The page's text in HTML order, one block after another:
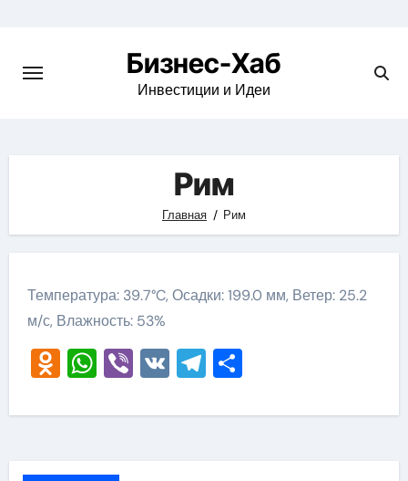
content
Бизнес-Хаб
Инвестиции и Идеи
Рим
Главная Рим
Температура: 39.7°C, Осадки: 199.0 мм, Ветер: 25.2
м/с, Влажность: 53%
Odnoklassniki
WhatsApp
Viber
VKTelegram
Отправить